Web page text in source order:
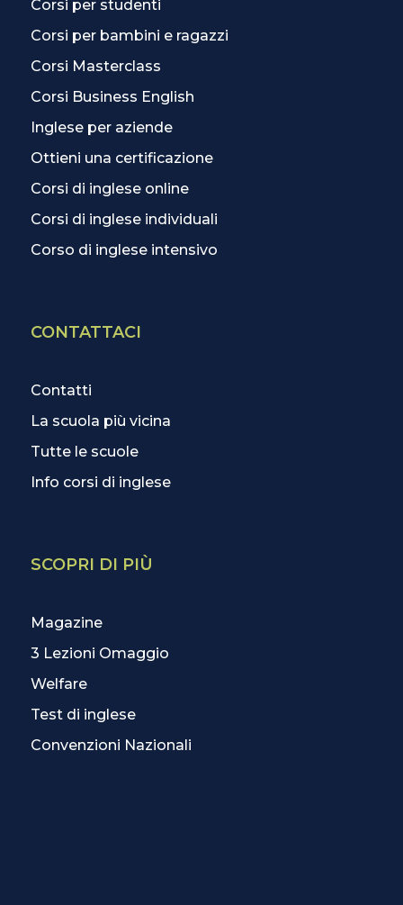
Corsi per studenti
Corsi per bambini e ragazzi
Corsi Masterclass
Corsi Business English
Inglese per aziende
Ottieni una certificazione
Corsi di inglese online
Corsi di inglese individuali
Corso di inglese intensivo
CONTATTACI
Contatti
La scuola più vicina
Tutte le scuole
Info corsi di inglese
SCOPRI DI PIÙ
Magazine
3 Lezioni Omaggio
Welfare
Test di inglese
Convenzioni Nazionali